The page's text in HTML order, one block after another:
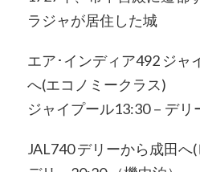
ラジャが居住した城
エア･インディア492 ジャ
へ(エコノミークラス)
ジャイプール13:30－デリ
JAL740 デリーから成田へ